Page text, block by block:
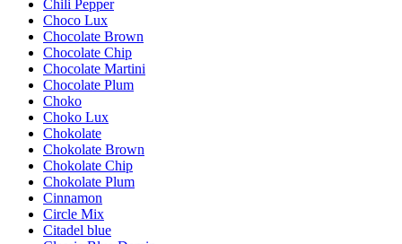
Chili Pepper
Choco Lux
Chocolate Brown
Chocolate Chip
Chocolate Martini
Chocolate Plum
Choko
Choko Lux
Chokolate
Chokolate Brown
Chokolate Chip
Chokolate Plum
Cinnamon
Circle Mix
Citadel blue